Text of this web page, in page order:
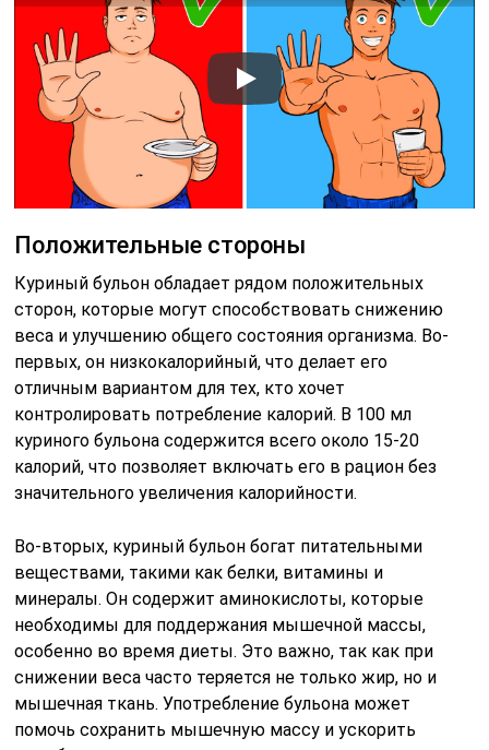
Положительные стороны
Куриный бульон обладает рядом положительных
сторон, которые могут способствовать снижению
веса и улучшению общего состояния организма. Во-
первых, он низкокалорийный, что делает его
отличным вариантом для тех, кто хочет
контролировать потребление калорий. В 100 мл
куриного бульона содержится всего около 15-20
калорий, что позволяет включать его в рацион без
значительного увеличения калорийности.
Во-вторых, куриный бульон богат питательными
веществами, такими как белки, витамины и
минералы. Он содержит аминокислоты, которые
необходимы для поддержания мышечной массы,
особенно во время диеты. Это важно, так как при
снижении веса часто теряется не только жир, но и
мышечная ткань. Употребление бульона может
помочь сохранить мышечную массу и ускорить